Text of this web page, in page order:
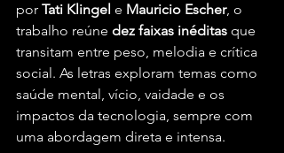
por Tati Klingel e Mauricio Escher, o
trabalho reúne dez faixas inéditas que
transitam entre peso, melodia e crítica
social. As letras exploram temas como
saúde mental, vício, vaidade e os
impactos da tecnologia, sempre com
uma abordagem direta e intensa.